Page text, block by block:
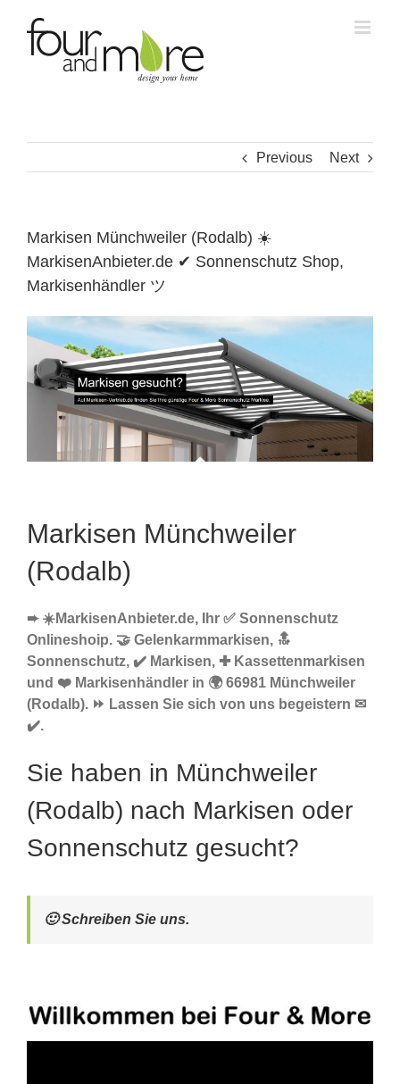
content
Previous Next
Markisen Münchweiler (Rodalb) ☀️
MarkisenAnbieter.de ✔ Sonnenschutz Shop,
Markisenhändler ツ
Markisen Münchweiler
(Rodalb)
➨ ☀️MarkisenAnbieter.de, Ihr ✅ Sonnenschutz
Onlineshoip. 🤝 Gelenkarmmarkisen, 🔝
Sonnenschutz, ✔️ Markisen, ✚ Kassettenmarkisen
und ❤️ Markisenhändler in 🌍 66981 Münchweiler
(Rodalb). ⏩ Lassen Sie sich von uns begeistern ✉
✔️.
Sie haben in Münchweiler
(Rodalb) nach Markisen oder
Sonnenschutz gesucht?
🙂 Schreiben Sie uns.